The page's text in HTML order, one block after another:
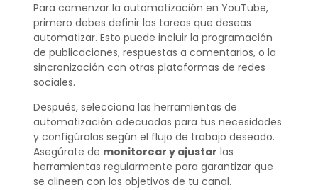
Para comenzar la automatización en YouTube,
primero debes definir las tareas que deseas
automatizar. Esto puede incluir la programación
de publicaciones, respuestas a comentarios, o la
sincronización con otras plataformas de redes
sociales.
Después, selecciona las herramientas de
automatización adecuadas para tus necesidades
y configúralas según el flujo de trabajo deseado.
Asegúrate de monitorear y ajustar las
herramientas regularmente para garantizar que
se alineen con los objetivos de tu canal.